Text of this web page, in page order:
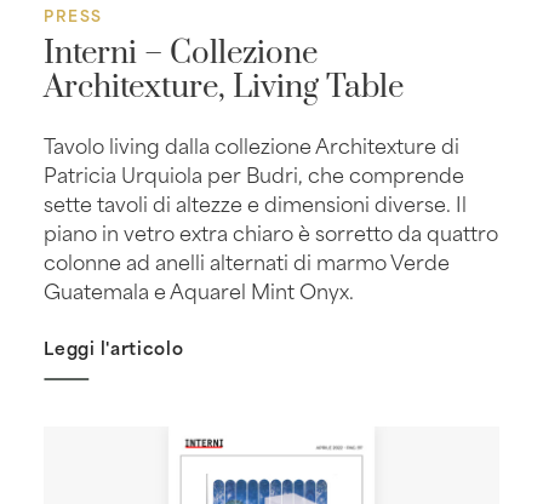
PRESS
Interni – Collezione
Architexture, Living Table
Tavolo living dalla collezione Architexture di
Patricia Urquiola per Budri, che comprende
sette tavoli di altezze e dimensioni diverse. Il
piano in vetro extra chiaro è sorretto da quattro
colonne ad anelli alternati di marmo Verde
Guatemala e Aquarel Mint Onyx.
Leggi l'articolo